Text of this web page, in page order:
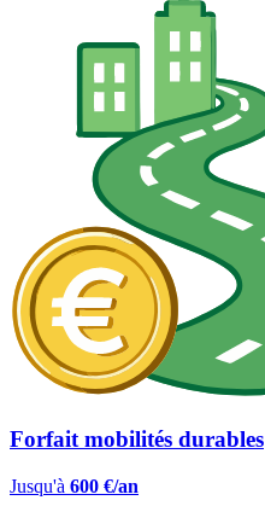
Forfait mobilités durables
Jusqu'à 600 €/an